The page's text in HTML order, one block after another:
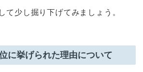
て少し掘り下げてみましょう。
に挙げられた理由について